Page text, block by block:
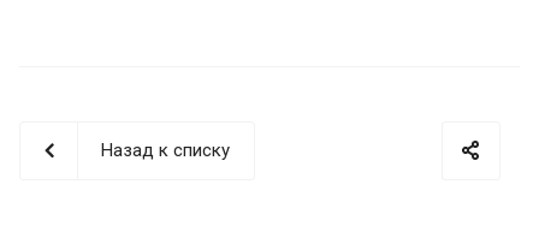
Назад к списку